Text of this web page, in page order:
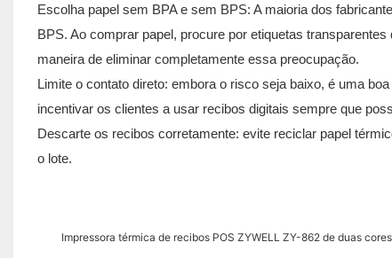
Escolha papel sem BPA e sem BPS: A maioria dos
BPS. Ao comprar papel, procure por etiquetas
maneira de eliminar completamente essa preocupação.
Limite o contato direto: embora o risco seja baixo, é uma
incentivar os clientes a usar recibos digitais sempre que
Descarte os recibos corretamente: evite reciclar papel
o lote.
Impressora térmica de recibos POS ZYWELL ZY-862 de duas